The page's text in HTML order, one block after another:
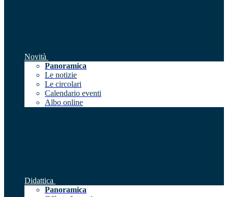
Novità
Panoramica
Le notizie
Le circolari
Calendario eventi
Albo online
Didattica
Panoramica